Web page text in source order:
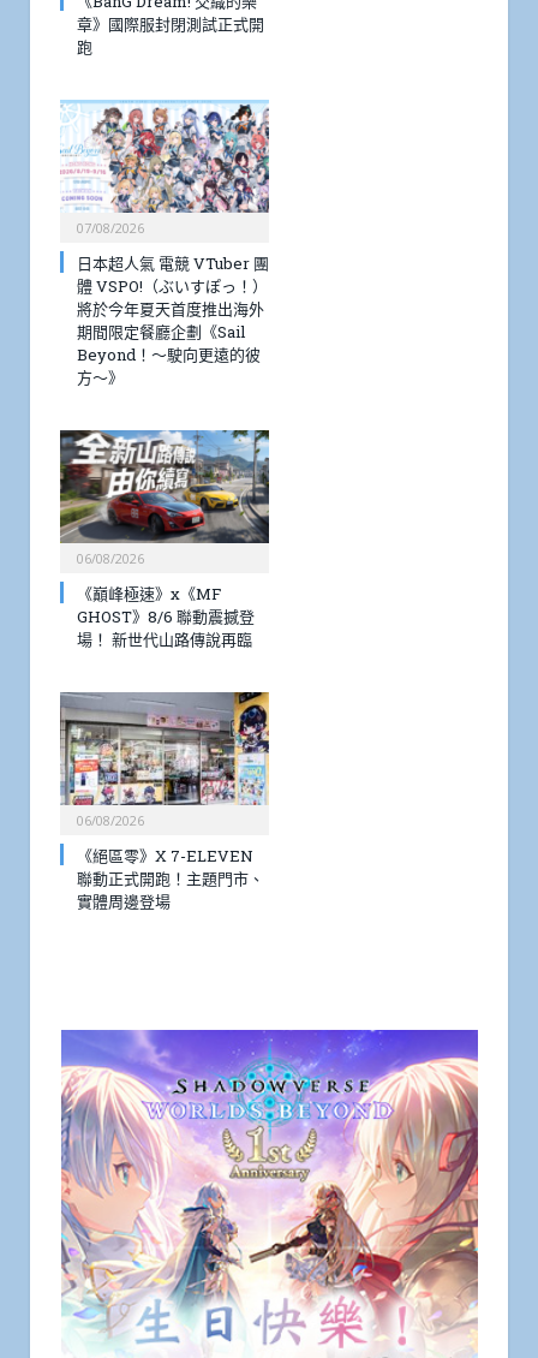
章》國際服封閉測試正式開
跑
07/08/2026
日本超人氣 電競 VTuber 團
體 VSPO!（ぶいすぽっ！）
將於今年夏天首度推出海外
期間限定餐廳企劃《Sail
Beyond！～駛向更遠的彼
方～》
06/08/2026
《巔峰極速》x《MF
GHOST》8/6 聯動震撼登
場！ 新世代山路傳說再臨
06/08/2026
《絕區零》X 7-ELEVEN
聯動正式開跑！主題門市、
實體周邊登場